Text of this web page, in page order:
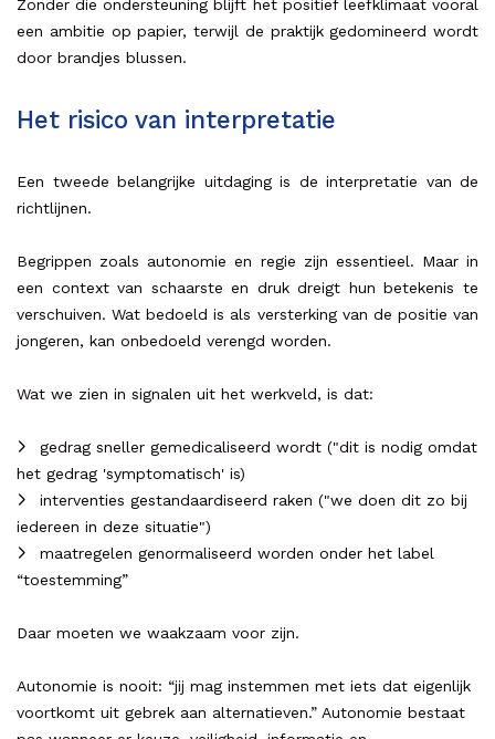
Zonder die ondersteuning blijft het positief leefklimaat vooral
een ambitie op papier, terwijl de praktijk gedomineerd wordt
door brandjes blussen.
Het risico van interpretatie
Een tweede belangrijke uitdaging is de interpretatie van de
richtlijnen.
Begrippen zoals autonomie en regie zijn essentieel. Maar in
een context van schaarste en druk dreigt hun betekenis te
verschuiven. Wat bedoeld is als versterking van de positie van
jongeren, kan onbedoeld verengd worden.
Wat we zien in signalen uit het werkveld, is dat:
gedrag sneller gemedicaliseerd wordt ("dit is nodig omdat
het gedrag 'symptomatisch' is)
interventies gestandaardiseerd raken ("we doen dit zo bij
iedereen in deze situatie")
maatregelen genormaliseerd worden onder het label
“toestemming”
Daar moeten we waakzaam voor zijn.
Autonomie is nooit: “jij mag instemmen met iets dat eigenlijk
voortkomt uit gebrek aan alternatieven.” Autonomie bestaat